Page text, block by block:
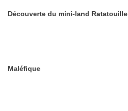
Découverte du mini-land Ratatouille
Maléfique